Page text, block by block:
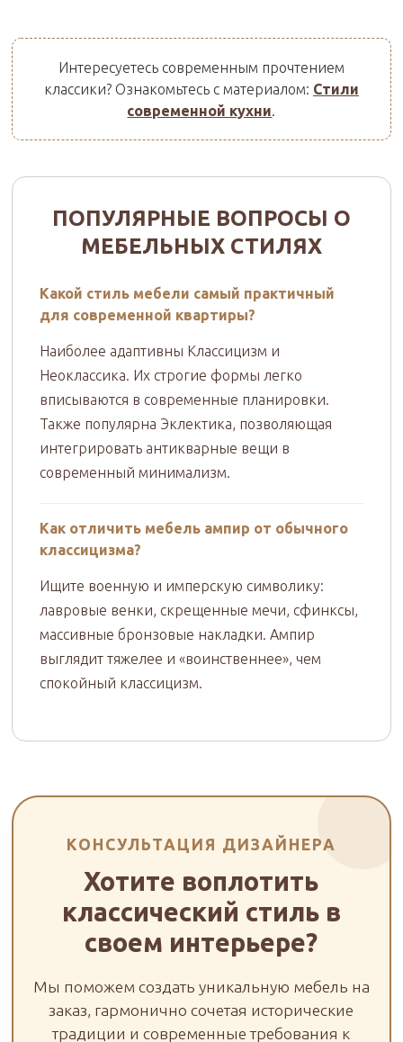
Интересуетесь современным прочтением
классики? Ознакомьтесь с материалом: Стили
современной кухни.
ПОПУЛЯРНЫЕ ВОПРОСЫ О
МЕБЕЛЬНЫХ СТИЛЯХ
Какой стиль мебели самый практичный
для современной квартиры?
Наиболее адаптивны Классицизм и
Неоклассика. Их строгие формы легко
вписываются в современные планировки.
Также популярна Эклектика, позволяющая
интегрировать антикварные вещи в
современный минимализм.
Как отличить мебель ампир от обычного
классицизма?
Ищите военную и имперскую символику:
лавровые венки, скрещенные мечи, сфинксы,
массивные бронзовые накладки. Ампир
выглядит тяжелее и «воинственнее», чем
спокойный классицизм.
КОНСУЛЬТАЦИЯ ДИЗАЙНЕРА
Хотите воплотить
классический стиль в
своем интерьере?
Мы поможем создать уникальную мебель на
заказ, гармонично сочетая исторические
традиции и современные требования к